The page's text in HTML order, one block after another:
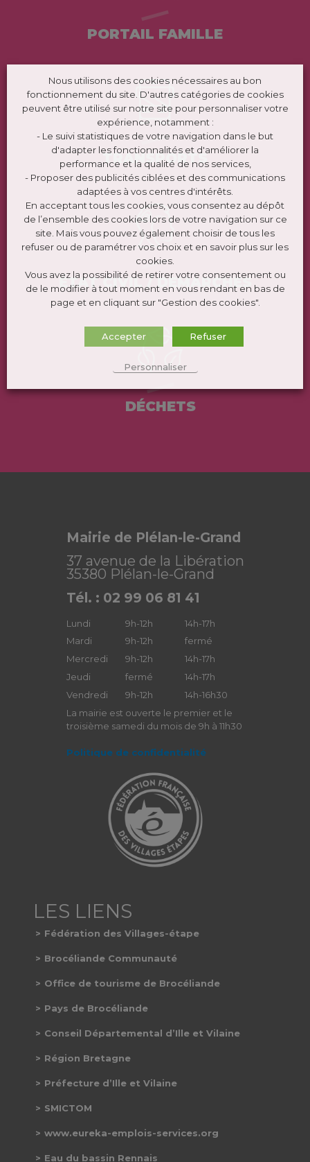
PORTAIL FAMILLE
TRANSPORTS
ÉTAT CIVIL / DEMARCHES
DÉCHETS
Mairie de Plélan-le-Grand
37 avenue de la Libération
35380 Plélan-le-Grand
Tél. : 02 99 06 81 41
Lundi 9h-12h
14h-17h
Mardi
9h-12h
fermé
Mercredi
9h-12h
14h-17h
Jeudi
fermé
14h-17h
Vendredi
9h-12h
14h-16h30
La mairie est ouverte le premier et le
troisième samedi du mois de 9h à 11h30
Politique de confidentialité
Fédération des Villages-étape
Brocéliande Communauté
Office de tourisme de Brocéliande
Pays de Brocéliande
Conseil Départemental d’Ille et Vilaine
Région Bretagne
Préfecture d’Ille et Vilaine
SMICTOM
www.eureka-emplois-services.org
Eau du bassin Rennais
Nous utilisons des cookies nécessaires au bon
fonctionnement du site. D'autres catégories de cookies
peuvent être utilisé sur notre site pour personnaliser votre
expérience, notamment :
- Le suivi statistiques de votre navigation dans le but
d'adapter les fonctionnalités et d'améliorer la
performance et la qualité de nos services,
- Proposer des publicités ciblées et des communications
adaptées à vos centres d'intérêts.
En acceptant tous les cookies, vous consentez au dépôt
de l’ensemble des cookies lors de votre navigation sur ce
site. Mais vous pouvez également choisir de tous les
refuser ou de paramétrer vos choix et en savoir plus sur les
cookies.
Vous avez la possibilité de retirer votre consentement ou
de le modifier à tout moment en vous rendant en bas de
page et en cliquant sur "Gestion des cookies".
Accepter Refuser
Personnaliser